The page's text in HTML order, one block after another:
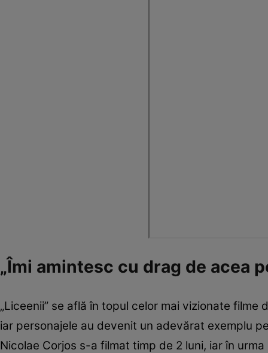
„Îmi amintesc cu drag de acea
„Liceenii” se află în topul celor mai vizionate
iar personajele au devenit un adevărat exemplu
Nicolae Corjos s-a filmat timp de 2 luni, iar în